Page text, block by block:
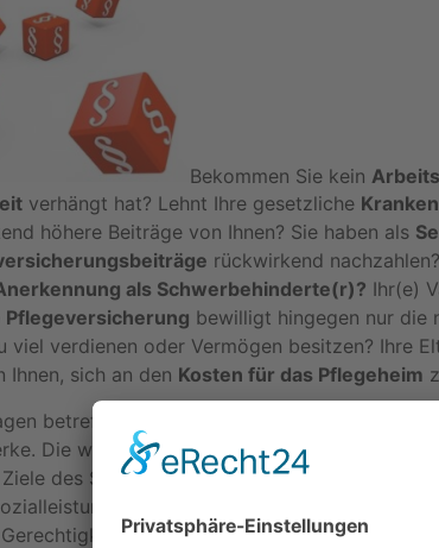
Bekommen Sie kein
verhängt hat? Lehnt Ihre gesetzliche
höhere Beiträge von Ihnen? Sie haben als
rückwirkend
als Schwerbehinderte(r)? Ihr(e)
Pflegeversicherung bewilligt hingegen nur die
viel verdienen oder Vermögen besitzen? Ihre
Ihnen, sich an den Kosten für das Pflegeheim
betreffen das Sozial- und
Die wichtigsten Regelungen befinden sich
des Sozialrechts formuliert – soll das
einschließlich sozialer und
nicht ausschließlich in der